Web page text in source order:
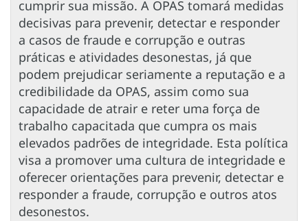
cumprir sua missão. A OPAS tomará medidas
decisivas para prevenir, detectar e responder
a casos de fraude e corrupção e outras
práticas e atividades desonestas, já que
podem prejudicar seriamente a reputação e a
credibilidade da OPAS, assim como sua
capacidade de atrair e reter uma força de
trabalho capacitada que cumpra os mais
elevados padrões de integridade. Esta política
visa a promover uma cultura de integridade e
oferecer orientações para prevenir, detectar e
responder a fraude, corrupção e outros atos
desonestos.